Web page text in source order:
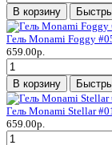
В корзину
Гель Monami Foggy
659.00р.
В корзину
Гель Monami Stellar
659.00р.